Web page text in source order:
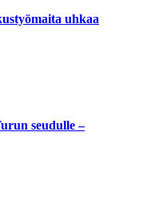
uhkaa
seudulle –